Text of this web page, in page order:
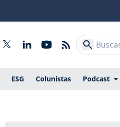
ESG Colunistas Podcast